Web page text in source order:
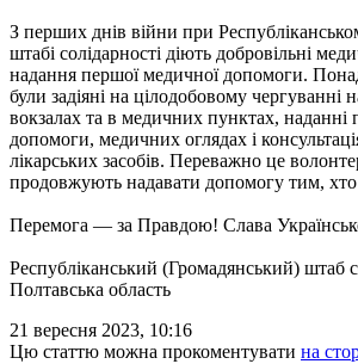
З перших днів війни при
штабі солідарності діють добровільні
надання першої медичної допомоги.
були задіяні на цілодобовому чергуванні
вокзалах та в медичних пунктах, наданні
допомоги, медичних оглядах і
лікарських засобів. Переважно це
продовжують надавати допомогу тим, хто
Перемога — за Правдою! Слава
Республіканський (Громадянський) штаб
Полтавська область
21 вересня 2023, 10:16
Цю статтю можна прокоментувати на